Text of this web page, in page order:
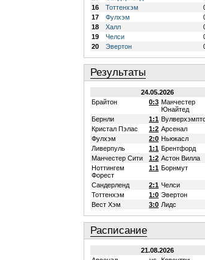
16
Тоттенхэм
17
Фулхэм
18
Халл
19
Челси
20
Эвертон
Результаты
24.05.2026
Брайтон
0:3 Манчестер
Юнайтед
Бернли
1:1
Кристал Пэлас
1:2 Арсенал
Фулхэм
2:0 Ньюкасл
Ливерпуль
1:1 Брентфорд
Манчестер Сити
1:2 Астон Вилла
Ноттингем
Форест
1:1 Борнмут
Сандерленд 2:1 Челси
Тоттенхэм
1:0 Эвертон
Вест Хэм
3:0 Лидс
Расписание
21.08.2026